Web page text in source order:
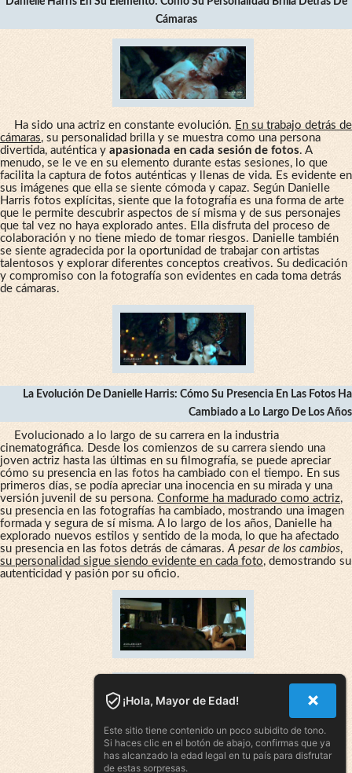
Cámaras
Ha sido una actriz en constante evolución. En su trabajo detrás de
cámaras, su personalidad brilla y se muestra como una persona
divertida, auténtica y apasionada en cada sesión de fotos. A
menudo, se le ve en su elemento durante estas sesiones, lo que
facilita la captura de fotos auténticas y llenas de vida. Es evidente en
sus imágenes que ella se siente cómoda y capaz. Según Danielle
Harris fotos explícitas, siente que la fotografía es una forma de arte
que le permite descubrir aspectos de sí misma y de sus personajes
que tal vez no haya explorado antes. Ella disfruta del proceso de
colaboración y no tiene miedo de tomar riesgos. Danielle también
se siente agradecida por la oportunidad de trabajar con artistas
talentosos y explorar diferentes conceptos creativos. Su dedicación
y compromiso con la fotografía son evidentes en cada toma detrás
de cámaras.
La Evolución De Danielle Harris: Cómo Su Presencia En Las Fotos Ha
Cambiado a Lo Largo De Los Años
Evolucionado a lo largo de su carrera en la industria
cinematográfica. Desde los comienzos de su carrera siendo una
joven actriz hasta las últimas en su filmografía, se puede apreciar
cómo su presencia en las fotos ha cambiado con el tiempo. En sus
primeros días, se podía apreciar una inocencia en su mirada y una
versión juvenil de su persona. Conforme ha madurado como actriz,
su presencia en las fotografías ha cambiado, mostrando una imagen
formada y segura de sí misma. A lo largo de los años, Danielle ha
explorado nuevos estilos y sentido de la moda, lo que ha afectado
su presencia en las fotos detrás de cámaras.A pesar de los cambios,
su personalidad sigue siendo evidente en cada foto, demostrando su
autenticidad y pasión por su oficio.
¡Hola, Mayor de Edad!
Este sitio tiene contenido un poco subidito de tono.
Si haces clic en el botón de abajo, confirmas que ya
has alcanzado la edad legal en tu país para disfrutar
de estas sorpresas.